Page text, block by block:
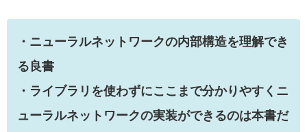
・ ニューラルネットワークの内部構造を理解でき
る良書
・ ライブラリを使わずにここまで分かりやすくニ
ューラルネットワークの実装ができるのは本書だ